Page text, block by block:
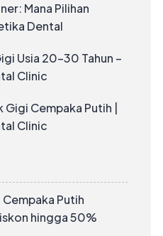
Mana Pilihan
Dental
Usia 20–30 Tahun –
Clinic
Gigi Cempaka Putih |
Clinic
Putih
hingga 50%